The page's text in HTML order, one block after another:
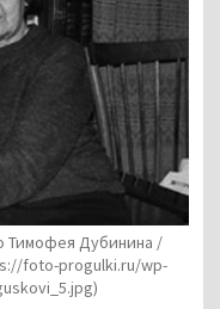
Тимофея Дубинина /
foto-progulki.ru/wp-